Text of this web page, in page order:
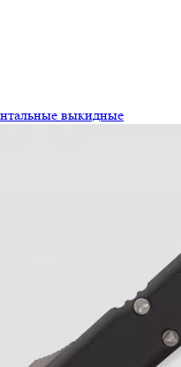
выкидные